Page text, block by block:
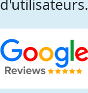
d'utilisateurs.